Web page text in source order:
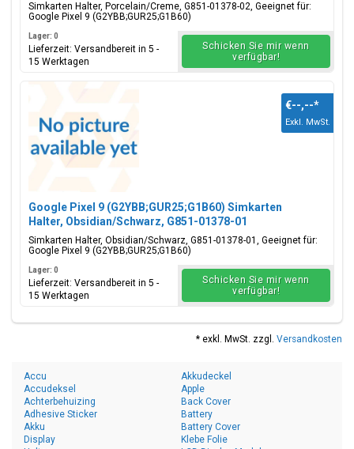
Simkarten Halter, Porcelain/Creme, G851-01378-02, Geeignet für:
Google Pixel 9 (G2YBB;GUR25;G1B60)
Lager: 0
Lieferzeit: Versandbereit in 5 -
15 Werktagen
Schicken Sie mir wenn
verfügbar!
Google Pixel 9 (G2YBB;GUR25;G1B60) Simkarten
Halter, Obsidian/Schwarz, G851-01378-01
Simkarten Halter, Obsidian/Schwarz, G851-01378-01, Geeignet für:
Google Pixel 9 (G2YBB;GUR25;G1B60)
€--,--*
Exkl. MwSt.
Lager: 0
Lieferzeit: Versandbereit in 5 -
15 Werktagen
Schicken Sie mir wenn
verfügbar!
* exkl. MwSt. zzgl. Versandkosten
Accu
Accudeksel
Achterbehuizing
Adhesive Sticker
Akku
Akkudeckel
Apple
Back Cover
Battery
Battery Cover
Display
Klebe Folie